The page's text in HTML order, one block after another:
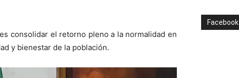
consolidar el retorno pleno a la normalidad en
y bienestar de la población.
Facebook